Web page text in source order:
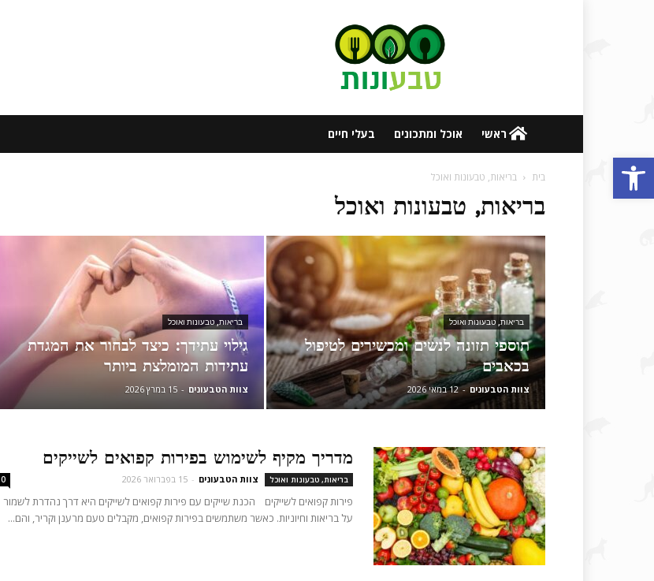
פתח סרגל נגישות
ראשי אוכל ומתכונים בעלי חיים
בית בריאות, טבעונות ואוכל
בריאות, טבעונות ואוכל
בריאות, טבעונות ואוכל
תוספי תזונה לנשים ומכשירים לטיפול
בכאבים
צוות הטבעונים - 12 במאי 2026
בריאות, טבעונות ואוכל
גילוי עתידך: כיצד לבחור את המגדת
עתידות המומלצת ביותר
צוות הטבעונים - 15 במרץ 2026
מדריך מקיף לשימוש בפירות קפואים לשייקים
בריאות, טבעונות ואוכל צוות הטבעונים - 15 בפברואר 2026 0
פירות קפואים לשייקים הכנת שייקים עם פירות קפואים לשייקים היא דרך נהדרת לשמור
על בריאות וחיוניות. כאשר משתמשים בפירות קפואים, מקבלים טעם מרענן וקריר, והם...